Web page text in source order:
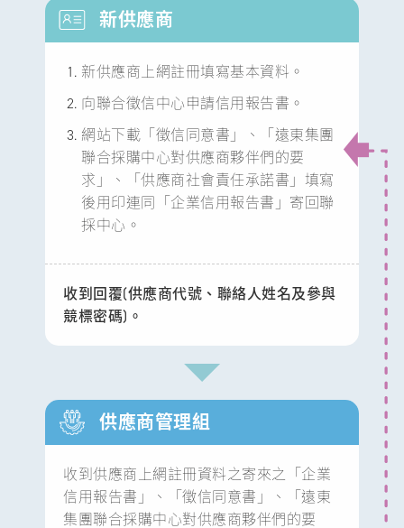
新供應商
新供應商上網註冊填寫基本資料。
向聯合徵信中心申請信用報告書。
網站下載「徵信同意書」、「遠東集團
聯合採購中心對供應商夥伴們的要
求」、「供應商社會責任承諾書」填寫
後用印連同「企業信用報告書」寄回聯
採中心。
收到回覆(供應商代號、聯絡人姓名及參與
競標密碼)。
供應商管理組
收到供應商上網註冊資料之寄來之「企業
信用報告書」、「徵信同意書」、「遠東
集團聯合採購中心對供應商夥伴們的要